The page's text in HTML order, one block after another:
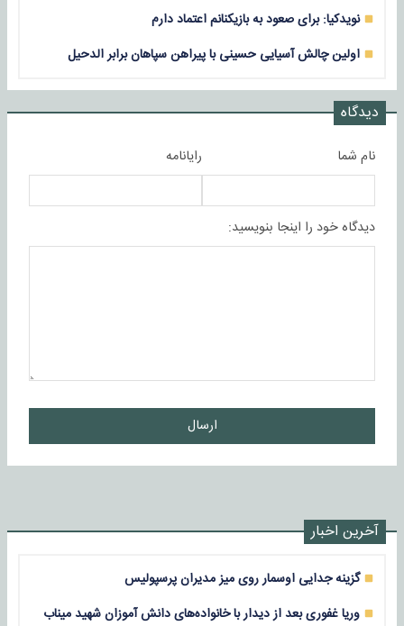
نویدکیا: برای صعود به بازیکنانم اعتماد دارم
اولین چالش آسیایی حسینی با پیراهن سپاهان برابر الدحیل
دیدگاه
نام شما رایانامه
دیدگاه خود را اینجا بنویسید:
ارسال
آخرین اخبار
گزینه جدایی اوسمار روی میز مدیران پرسپولیس
وریا غفوری بعد از دیدار با خانواده‌های دانش آموزان شهید میناب